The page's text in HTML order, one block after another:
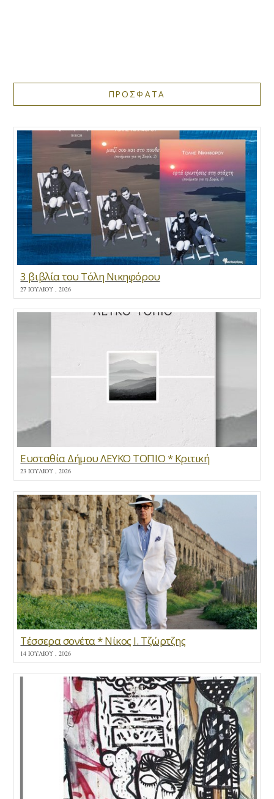
ΠΡΟΣΦΑΤΑ
3 βιβλία του Τόλη Νικηφόρου
27 ΙΟΥΛΊΟΥ , 2026
Ευσταθία Δήμου ΛΕΥΚΟ ΤΟΠΙΟ * Κριτική
23 ΙΟΥΛΊΟΥ , 2026
Τέσσερα σονέτα * Νίκος Ι. Τζώρτζης
14 ΙΟΥΛΊΟΥ , 2026